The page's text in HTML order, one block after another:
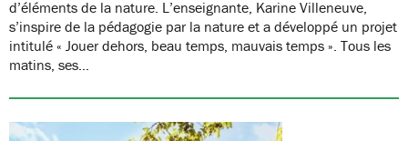
d’éléments de la nature. L’enseignante, Karine Villeneuve,
s’inspire de la pédagogie par la nature et a développé un projet
intitulé « Jouer dehors, beau temps, mauvais temps ». Tous les
matins, ses…